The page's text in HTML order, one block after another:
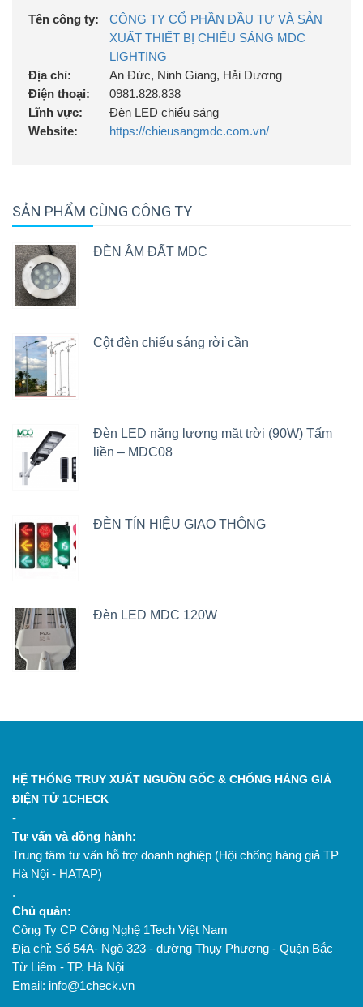
Tên công ty:
CÔNG TY CỔ PHẦN ĐẦU TƯ VÀ SẢN
XUẤT THIẾT BỊ CHIẾU SÁNG MDC
LIGHTING
Địa chỉ:
An Đức, Ninh Giang, Hải Dương
Điện thoại:
0981.828.838
Lĩnh vực:
Đèn LED chiếu sáng
Website:
https://chieusangmdc.com.vn/
SẢN PHẨM CÙNG CÔNG TY
ĐÈN ÂM ĐẤT MDC
Cột đèn chiếu sáng rời cần
Đèn LED năng lượng mặt trời (90W) Tấm
liền – MDC08
ĐÈN TÍN HIỆU GIAO THÔNG
Đèn LED MDC 120W
HỆ THỐNG TRUY XUẤT NGUỒN GỐC & CHỐNG HÀNG GIẢ
ĐIỆN TỬ 1CHECK
-
Tư vấn và đồng hành:
Trung tâm tư vấn hỗ trợ doanh nghiệp (Hội chống hàng giả TP
Hà Nội - HATAP)
.
Chủ quản:
Công Ty CP Công Nghệ 1Tech Việt Nam
Địa chỉ: Số 54A- Ngõ 323 - đường Thụy Phương - Quận Bắc
Từ Liêm - TP. Hà Nội
Email: info@1check.vn